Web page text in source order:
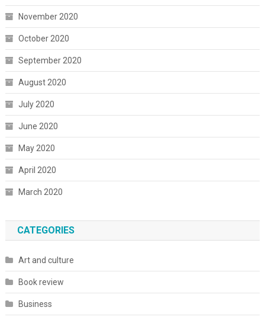
November 2020
October 2020
September 2020
August 2020
July 2020
June 2020
May 2020
April 2020
March 2020
CATEGORIES
Art and culture
Book review
Business